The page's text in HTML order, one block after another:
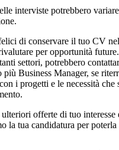
interviste potrebbero
di conservare il tuo CV
per opportunità
settori, potrebbero
Business Manager, se
i progetti e le necessità che
offerte di tuo interesse
la tua candidatura per poterla